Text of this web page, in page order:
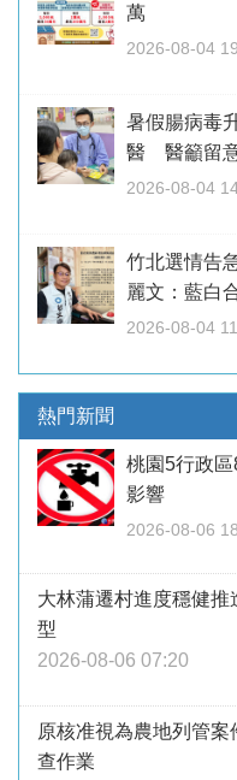
萬
2026-08-04
暑假腸病毒
醫 醫籲留
2026-08-04
竹北選情告
麗文：藍白
2026-08-04
熱門新聞
桃園5行政
影響
2026-08-06
大林蒲遷村進度穩健
型
2026-08-06 07:20
原核准視為農地列管
查作業